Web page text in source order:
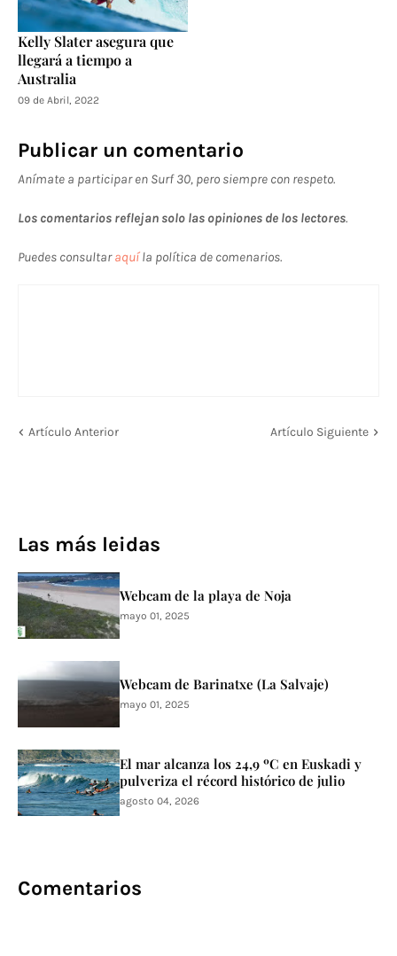
Kelly Slater asegura que
llegará a tiempo a
Australia
09 de Abril, 2022
Publicar un comentario
Anímate a participar en Surf 30, pero siempre con respeto.
Los comentarios reflejan solo las opiniones de los lectores.
Puedes consultaraquíla política de comenarios.
Artículo Anterior Artículo Siguiente
Las más leidas
Webcam de la playa de Noja
mayo 01, 2025
Webcam de Barinatxe (La Salvaje)
mayo 01, 2025
El mar alcanza los 24,9 ºC en Euskadi y
pulveriza el récord histórico de julio
agosto 04, 2026
Comentarios